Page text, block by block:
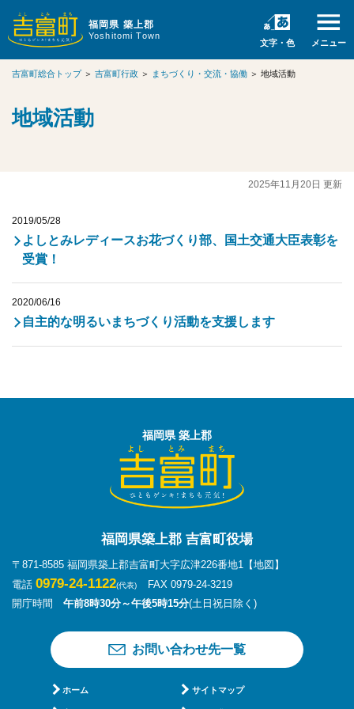
福岡県 築上郡
Yoshitomi Town
文字・色 メニュー
吉富町総合トップ＞ 吉富町行政 ＞ まちづくり・交流・協働 ＞ 地域活動
地域活動
2025年11月20日 更新
よしとみレディースお花づくり部、国土交通大臣表彰を
受賞！
2019/05/28
自主的な明るいまちづくり活動を支援します
2020/06/16
福岡県 築上郡
福岡県築上郡 吉富町役場
〒871-8585 福岡県築上郡吉富町大字広津226番地1
【地図】
電話 0979-24-1122(代表)
FAX 0979-24-3219
開庁時間 午前8時30分～午後5時15分(土日祝日除く)
お問い合わせ先一覧
ホーム サイトマップ